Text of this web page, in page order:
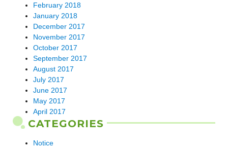
February 2018
January 2018
December 2017
November 2017
October 2017
September 2017
August 2017
July 2017
June 2017
May 2017
April 2017
CATEGORIES
Notice